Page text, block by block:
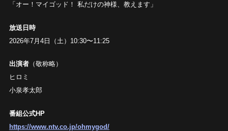
「オー！マイゴッド！ 私だけの神様、教えます」
放送日時
2026年7月4日（土）10:30〜11:25
出演者（敬称略）
ヒロミ
小泉孝太郎
番組公式HP
https://www.ntv.co.jp/ohmygod/